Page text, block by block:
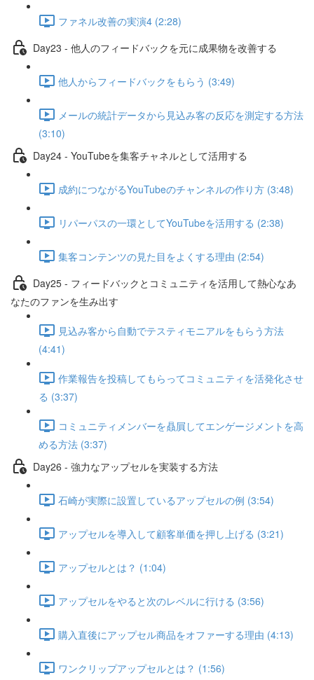
ファネル改善の実演4 (2:28)
Day23 - 他人のフィードバックを元に成果物を改善する
他人からフィードバックをもらう (3:49)
メールの統計データから見込み客の反応を測定する方法
(3:10)
Day24 - YouTubeを集客チャネルとして活用する
成約につながるYouTubeのチャンネルの作り方 (3:48)
リパーパスの一環としてYouTubeを活用する (2:38)
集客コンテンツの見た目をよくする理由 (2:54)
Day25 - フィードバックとコミュニティを活用して熱心なあ
なたのファンを生み出す
見込み客から自動でテスティモニアルをもらう方法
(4:41)
作業報告を投稿してもらってコミュニティを活発化させ
る (3:37)
コミュニティメンバーを贔屓してエンゲージメントを高
める方法 (3:37)
Day26 - 強力なアップセルを実装する方法
石崎が実際に設置しているアップセルの例 (3:54)
アップセルを導入して顧客単価を押し上げる (3:21)
アップセルとは？ (1:04)
アップセルをやると次のレベルに行ける (3:56)
購入直後にアップセル商品をオファーする理由 (4:13)
ワンクリップアップセルとは？ (1:56)